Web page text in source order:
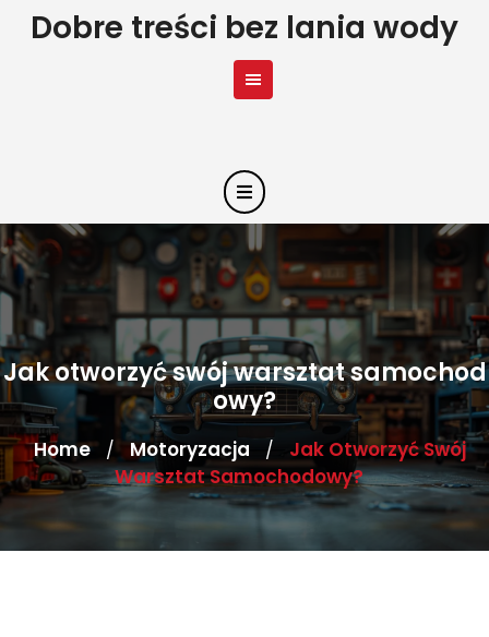
SkipDobre treści bez lania wody
Jak otworzyć swój warsztat samochod
owy?
Home / Motoryzacja /
Jak Otworzyć Swój
Warsztat Samochodowy?